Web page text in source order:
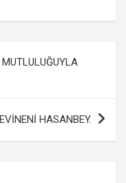
HASANBEY.